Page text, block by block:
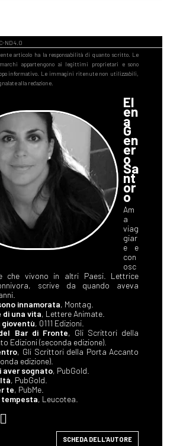
El
en
a
G
en
er
o
Sa
nt
or
o
Am
a
viag
giar
e e
con
osc
che vivono in altri Paesi. Lettrice
scrive da quando aveva
innamorata, Montag.
di una vita, Lettere Animate.
gioventù, 0111 Edizioni.
Bar di Fronte, Gli Scrittori della
Edizioni (seconda edizione).
, Gli Scrittori della Porta Accanto
edizione).
aver sognato, PubGold.
, PubGold.
te, PubMe.
tempesta, Leucotea.
SCHEDA DELL'AUTORE